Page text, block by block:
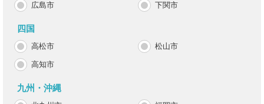
広島市 下関市
四国
高松市 松山市
高知市
九州・沖縄